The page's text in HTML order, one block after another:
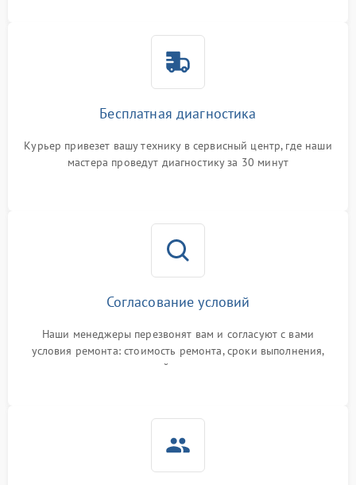
Бесплатная диагностика
Курьер привезет вашу технику в сервисный центр, где наши
мастера проведут диагностику за 30 минут
Согласование условий
Наши менеджеры перезвонят вам и согласуют с вами
условия ремонта: стоимость ремонта, сроки выполнения,
гарантийные условия